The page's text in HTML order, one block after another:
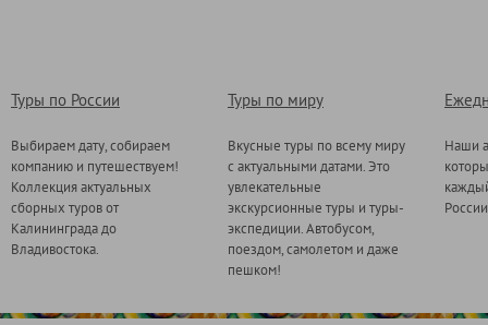
Туры по России
Выбираем дату, собираем
компанию и путешествуем!
Коллекция актуальных
сборных туров от
Калининграда до
Владивостока.
Туры по миру
Вкусные туры по всему миру
с актуальными датами. Это
увлекательные
экскурсионные туры и туры-
экспедиции. Автобусом,
поездом, самолетом и даже
пешком!
Наши